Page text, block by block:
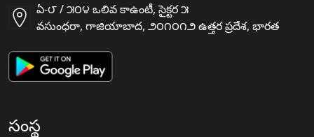
ఏ-౮ / ౫౦౪ ఒలివ కాఉంటీ, సైక్టర ౫
వసుంధరా, గాజియాబాద, ౨౦౧౦౧౨ ఉత్తర ప్రదేశ, భారత
సంస్థ